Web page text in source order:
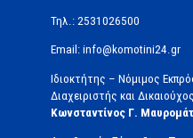
Τηλ.: 2531026500
Email: info@komotini24.gr
Ιδιοκτήτης – Νόμιμος
Διαχειριστής και
Κωνσταντίνος Γ.